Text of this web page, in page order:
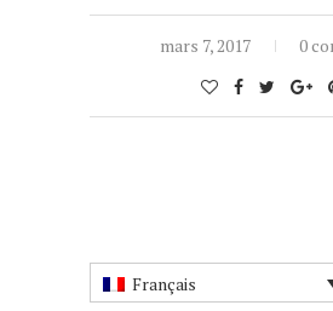
mars 7, 2017 0
Français